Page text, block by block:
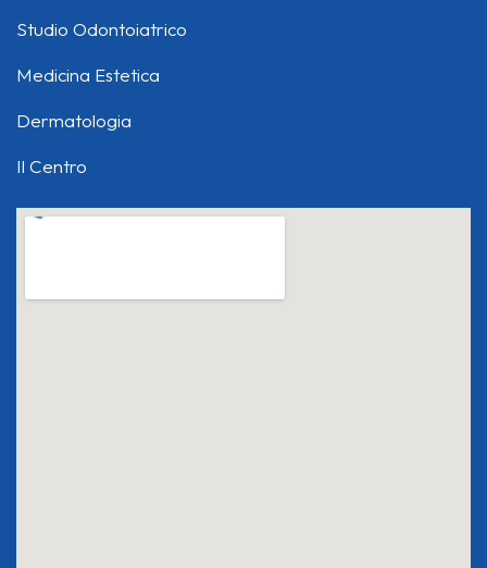
Studio Odontoiatrico
Medicina Estetica
Dermatologia
Il Centro